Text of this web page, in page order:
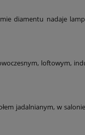
diamentu nadaje
loftowym,
jadalnianym, w